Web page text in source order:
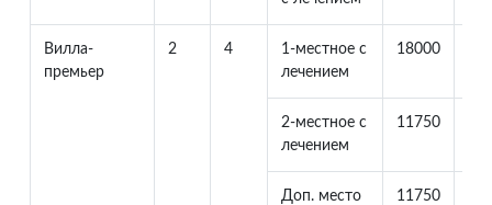
Вилла-
премьер
2 4
1-местное с
лечением
18000
2-местное с
лечением
11750
Доп. место
11750